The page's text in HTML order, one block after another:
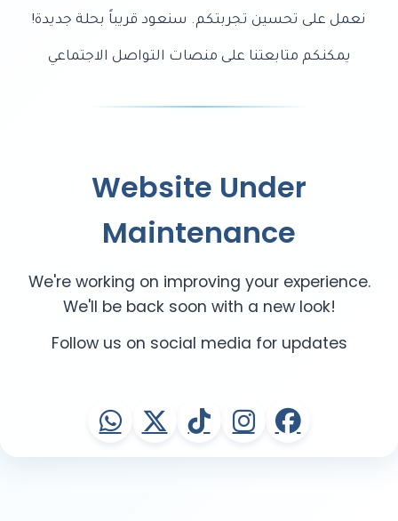
نعمل على تحسين تجربتكم. سنعود قريباً بحلة جديدة!
يمكنكم متابعتنا على منصات التواصل الاجتماعي
Website Under
Maintenance
We're working on improving your experience.
We'll be back soon with a new look!
Follow us on social media for updates